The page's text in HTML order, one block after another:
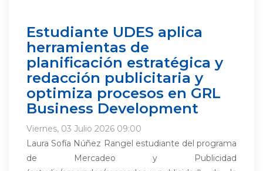
Estudiante UDES aplica
herramientas de
planificación estratégica y
redacción publicitaria y
optimiza procesos en GRL
Business Development
Viernes, 03 Julio 2026 09:00
Laura Sofía Núñez Rangel estudiante del programa
de Mercadeo y Publicidad